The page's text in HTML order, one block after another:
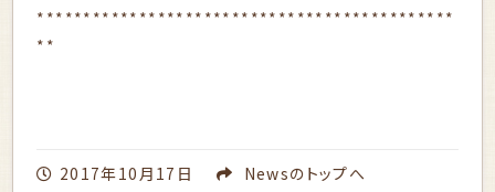
*********************************************
**
2017年10月17日 Newsのトップへ